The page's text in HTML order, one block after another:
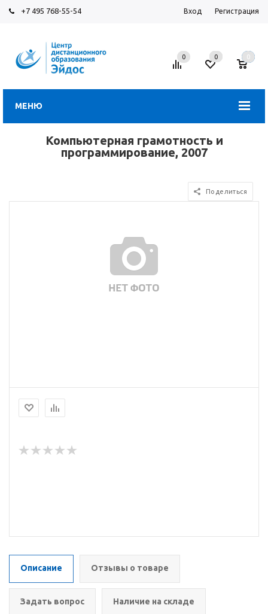
+7 495 768-55-54 Вход Регистрация
МЕНЮ
0 0 0
Компьютерная грамотность и
программирование, 2007
Поделиться
Описание Отзывы о товаре
Задать вопрос Наличие на складе